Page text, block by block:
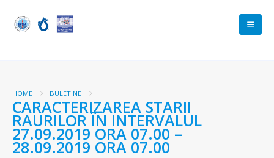
HOME BULETINE
CARACTERIZAREA STARII
RAURILOR ÎN INTERVALUL
27.09.2019 ORA 07.00 –
28.09.2019 ORA 07.00